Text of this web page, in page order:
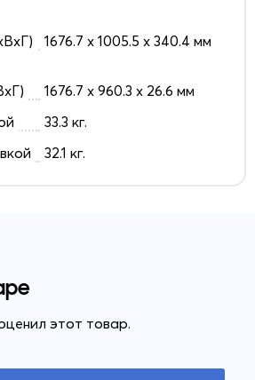
1676.7 x 1005.5 x 340.4 мм
1676.7 x 960.3 x 26.6 мм
33.3 кг.
32.1 кг.
этот товар.